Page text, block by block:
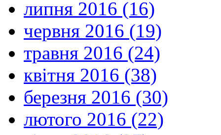
липня 2016 (16)
червня 2016 (19)
травня 2016 (24)
квітня 2016 (38)
березня 2016 (30)
лютого 2016 (22)